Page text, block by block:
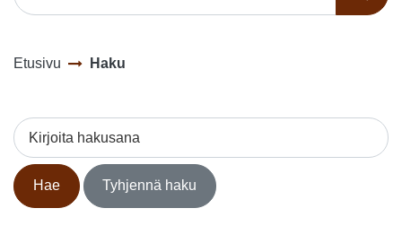
Etusivu Haku
Kirjoita hakusana
Hae Tyhjennä haku